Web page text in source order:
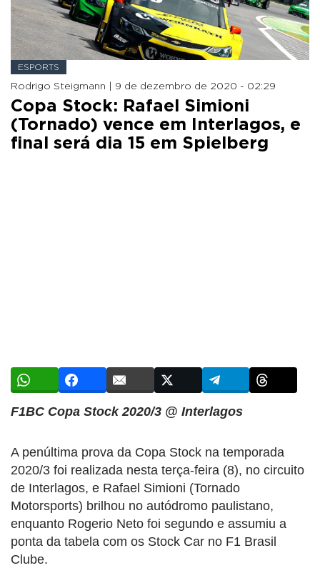
ESPORTS
Rodrigo Steigmann | 9 de dezembro de 2020 - 02:29
Copa Stock: Rafael Simioni
(Tornado) vence em Interlagos, e
final será dia 15 em Spielberg
F1BC Copa Stock 2020/3 @ Interlagos
A penúltima prova da Copa Stock na temporada
2020/3 foi realizada nesta terça-feira (8), no circuito
de Interlagos, e Rafael Simioni (Tornado
Motorsports) brilhou no autódromo paulistano,
enquanto Rogerio Neto foi segundo e assumiu a
ponta da tabela com os Stock Car no F1 Brasil
Clube.